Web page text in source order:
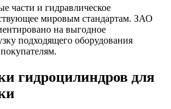
части и гидравлическое
мировым стандартам. ЗАО
на выгодное
подходящего оборудования
гидроцилиндров для